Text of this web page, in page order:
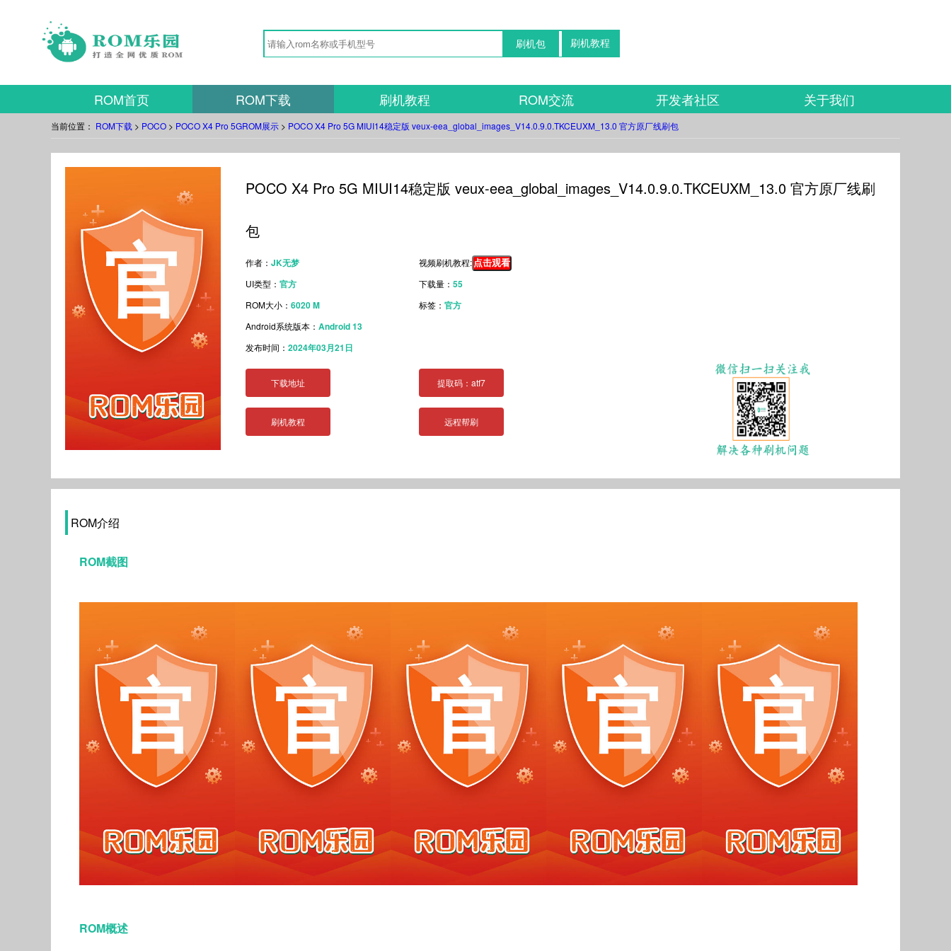
刷机教程
刷机包
ROM首页 ROM下载 刷机教程 ROM交流 开发者社区 关于我们
当前位置： ROM下载 > POCO > POCO X4 Pro 5GROM展示 > POCO X4 Pro 5G MIUI14稳定版 veux-eea_global_images_V14.0.9.0.TKCEUXM_13.0 官方原厂线刷包
POCO X4 Pro 5G MIUI14稳定版 veux-eea_global_images_V14.0.9.0.TKCEUXM_13.0 官方原厂线刷
包
作者：JK无梦 视频刷机教程: 点击观看
UI类型：官方 下载量：55
ROM大小：6020 M 标签：官方
Android系统版本：Android 13
发布时间：2024年03月21日
下载地址 提取码：atf7
刷机教程 远程帮刷
ROM介绍
ROM截图
ROM概述